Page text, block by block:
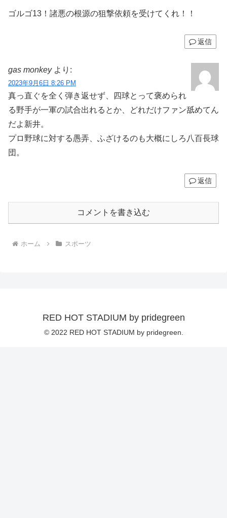
ゴルゴ13！諸悪の根源の狙撃依頼を受けてくれ！！
返信
gas monkey より:
2023年9月6日 8:26 PM
真っ直ぐを全く弾き返せず、四球とって褒められ
る野手が一軍の試合出れるとか、どれだけファン舐めてん
だよ新井。
プロ野球に対する愚弄、ふざけるのも大概にしろ八百長球
団。
返信
コメントを書き込む
ホーム スポーツ
RED HOT STADIUM by pridegreen
© 2022 RED HOT STADIUM by pridegreen.